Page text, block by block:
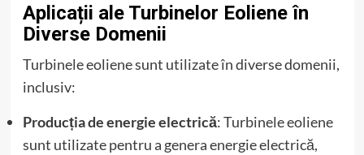
Aplicații ale Turbinelor Eoliene în
Diverse Domenii
Turbinele eoliene sunt utilizate în diverse domenii,
inclusiv:
Producția de energie electrică: Turbinele eoliene
sunt utilizate pentru a genera energie electrică,